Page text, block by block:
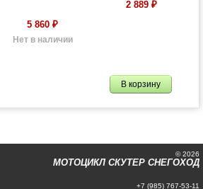
5 860 ₽
Нет в наличии
2 889 ₽
© 2026
МОТОЦИКЛ СКУТЕР СНЕГОХОД
+7 (985) 767-53-11